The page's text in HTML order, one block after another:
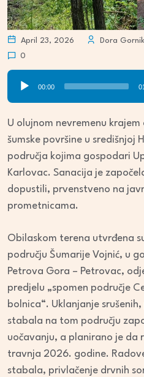
April 23, 2026 Dora Gornik
0
00:00
U olujnom nevremenu
šumske površine u središnjoj
područja kojima gospodari
Karlovac. Sanacija je
dopustili, prvenstveno na
prometnicama.
Obilaskom terena utvrđena
području Šumarije Vojnić, u
Petrova Gora – Petrovac,
predjelu „spomen područje
bolnica“. Uklanjanje
stabala na tom području
uočavanju, a planirano je da
travnja 2026. godine.
stabala, privlačenje drvnih